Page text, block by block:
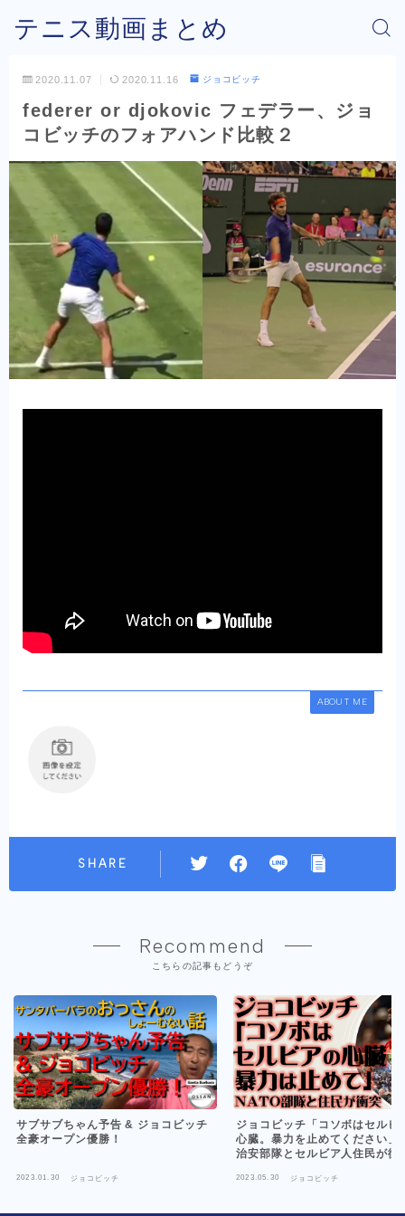
テニス動画まとめ
2020.11.07 2020.11.16 ジョコビッチ
federer or djokovic フェデラー、ジョ
コビッチのフォアハンド比較２
ABOUT ME
SHARE
Recommend
こちらの記事もどうぞ
サブサブちゃん予告 & ジョコビッチ
全豪オープン優勝！
2023.01.30 ジョコビッチ
ジョコビッチ「コソボはセルビ
心臓。暴力を止めてください」
治安部隊とセルビア人住民が衝
2023.05.30 ジョコビッチ